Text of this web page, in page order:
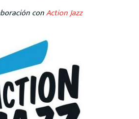
conAction Jazz